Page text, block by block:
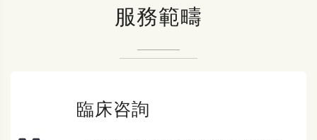
服務範疇
臨床咨詢